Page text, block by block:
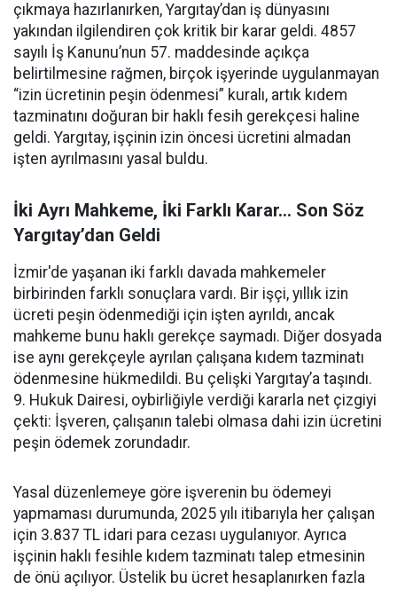
çıkmaya hazırlanırken, Yargıtay’dan iş dünyasını
yakından ilgilendiren çok kritik bir karar geldi. 4857
sayılı İş Kanunu’nun 57. maddesinde açıkça
belirtilmesine rağmen, birçok işyerinde uygulanmayan
“izin ücretinin peşin ödenmesi” kuralı, artık kıdem
tazminatını doğuran bir haklı fesih gerekçesi haline
geldi. Yargıtay, işçinin izin öncesi ücretini almadan
işten ayrılmasını yasal buldu.
İki Ayrı Mahkeme, İki Farklı Karar… Son Söz
Yargıtay’dan Geldi
İzmir'de yaşanan iki farklı davada mahkemeler
birbirinden farklı sonuçlara vardı. Bir işçi, yıllık izin
ücreti peşin ödenmediği için işten ayrıldı, ancak
mahkeme bunu haklı gerekçe saymadı. Diğer dosyada
ise aynı gerekçeyle ayrılan çalışana kıdem tazminatı
ödenmesine hükmedildi. Bu çelişki Yargıtay’a taşındı.
9. Hukuk Dairesi, oybirliğiyle verdiği kararla net çizgiyi
çekti: İşveren, çalışanın talebi olmasa dahi izin ücretini
peşin ödemek zorundadır.
Yasal düzenlemeye göre işverenin bu ödemeyi
yapmaması durumunda, 2025 yılı itibarıyla her çalışan
için 3.837 TL idari para cezası uygulanıyor. Ayrıca
işçinin haklı fesihle kıdem tazminatı talep etmesinin
de önü açılıyor. Üstelik bu ücret hesaplanırken fazla